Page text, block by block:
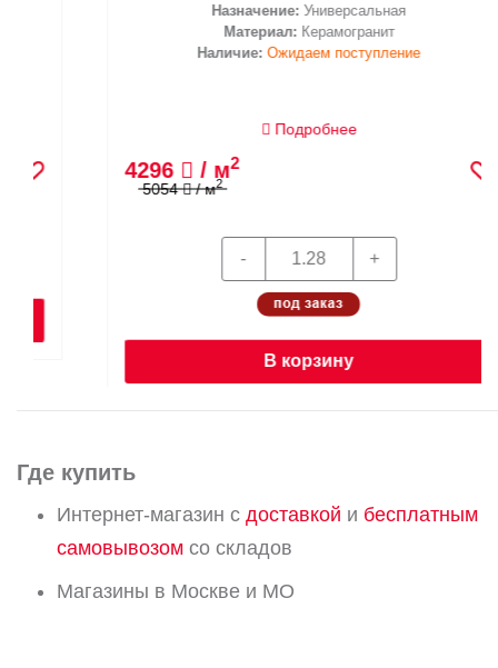
Назначение:Универсальная
Материал:Керамогранит
Наличие: Ожидаем поступление
Подробнее
4296 / м 2
/ м2
В корзину
Где купить
Интернет-магазин с доставкой
со складов